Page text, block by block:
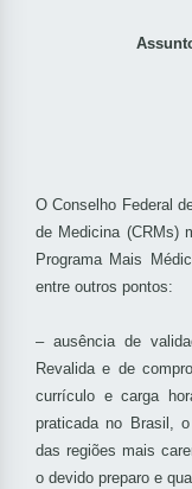
O Conselho Federal
de Medicina (CRMs)
Programa Mais
entre outros pontos:
– ausência de
Revalida e de
currículo e carga
praticada no Brasil,
das regiões mais
o devido preparo e